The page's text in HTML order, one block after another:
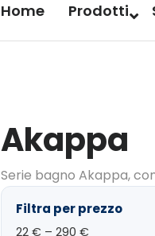
Home Prodotti
Akappa
Serie bagno Akappa,
Filtra per prezzo
22€ – 290 €